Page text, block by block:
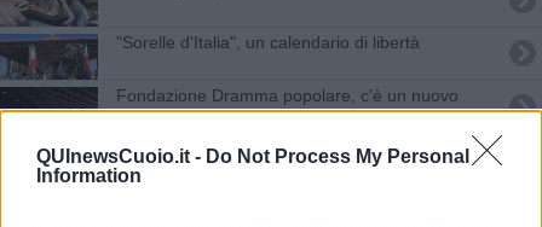
QUInewsCuoio.it - Do Not Process My Personal
Information
"Sorelle d'Italia", un calendario di libertà
Fondazione Dramma popolare, c'è un nuovo
socio
Un borgo da bere con Vinopoli